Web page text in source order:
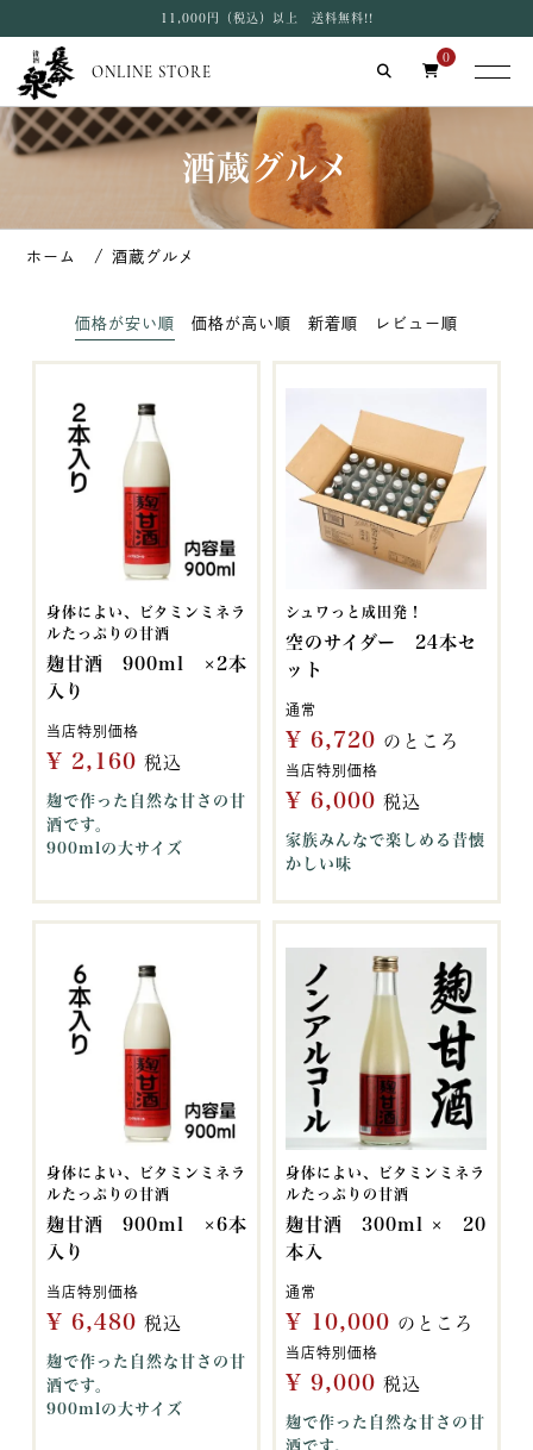
11,000円（税込）以上 送料無料!!
ONLINE STORE
0
酒蔵グルメ
酒蔵グルメ
価格が安い順 価格が高い順 新着順 レビュー順
身体によい、ビタミンミネラ
ルたっぷりの甘酒
麹甘酒 900ml ×2本
入り
当店特別価格
¥ 2,160 税込
麹で作った自然な甘さの甘
酒です。
900mlの大サイズ
シュワっと成田発！
空のサイダー 24本セ
ット
通常
¥ 6,720 のところ
当店特別価格
¥ 6,000 税込
家族みんなで楽しめる昔懐
かしい味
身体によい、ビタミンミネラ
ルたっぷりの甘酒
麹甘酒 900ml ×6本
入り
当店特別価格
¥ 6,480 税込
麹で作った自然な甘さの甘
酒です。
900mlの大サイズ
身体によい、ビタミンミネラ
ルたっぷりの甘酒
麹甘酒 300ml × 20
本入
通常
¥ 10,000 のところ
当店特別価格
¥ 9,000 税込
麹で作った自然な甘さの甘
酒です。